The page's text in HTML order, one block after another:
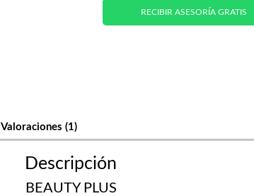
RECIBIR ASESORÍA GRATIS
Valoraciones (1)
Descripción
BEAUTY PLUS